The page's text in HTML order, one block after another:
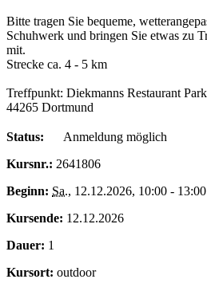
Bitte tragen Sie bequeme,
Schuhwerk und bringen Sie etwas zu
mit.
Strecke ca. 4 - 5 km
Treffpunkt: Diekmanns Restaurant
44265 Dortmund
Status:
Anmeldung möglich
Kursnr.: 2641806
Beginn: Sa., 12.12.2026, 10:00 -
Kursende: 12.12.2026
Dauer: 1
Kursort: outdoor